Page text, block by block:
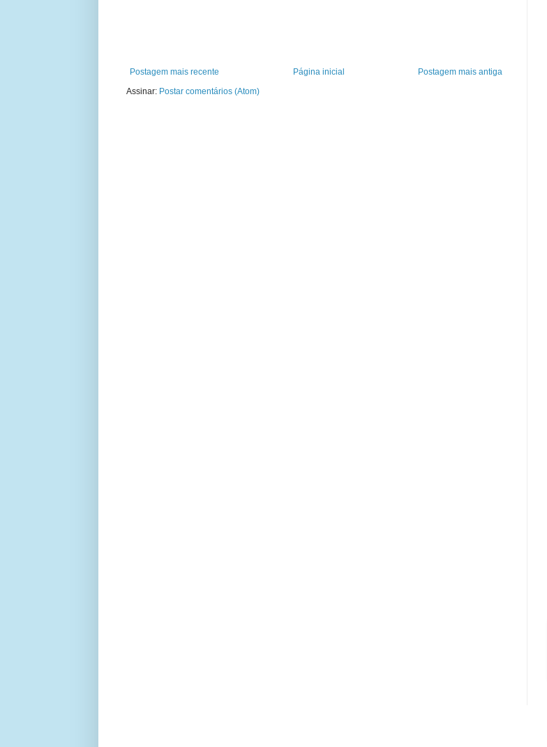
Postagem mais recente Postagem mais antiga
Página inicial
Assinar: Postar comentários (Atom)